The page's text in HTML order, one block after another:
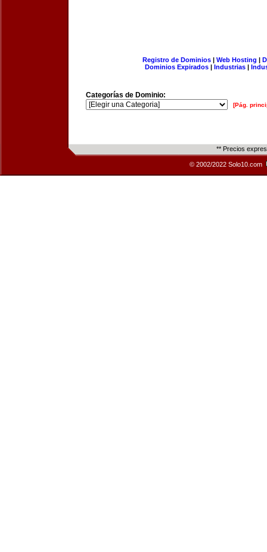
Registro de Dominios| Web Hosting |
Dominios Expirados | Industrias |
Categorías de Dominio:
[Pág.
** Precios
© 2002/2022 Solo10.com